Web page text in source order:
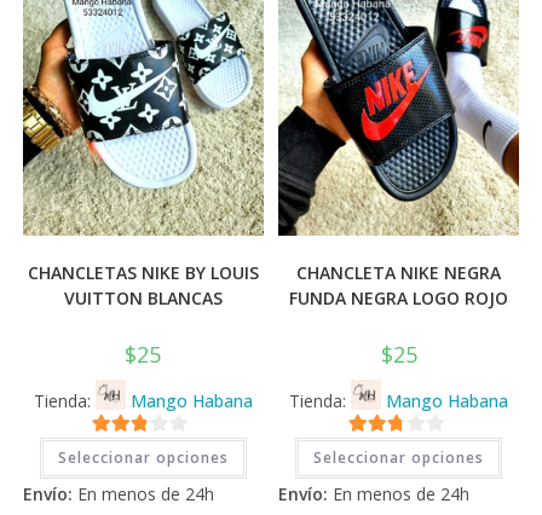
CHANCLETAS NIKE BY LOUIS
VUITTON BLANCAS
$25
Tienda: Mango Habana
2.71
de 5
Seleccionar opciones
Este
producto
tiene
múltiples
Envío: En menos de 24h
CHANCLETA NIKE NEGRA
FUNDA NEGRA LOGO ROJO
$25
Tienda: Mango Habana
2.71
de 5
Seleccionar opciones
Este
tiene
Envío: En menos de 24h